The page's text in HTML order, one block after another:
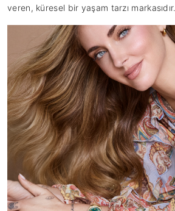
veren, küresel bir yaşam tarzı markasıdır.